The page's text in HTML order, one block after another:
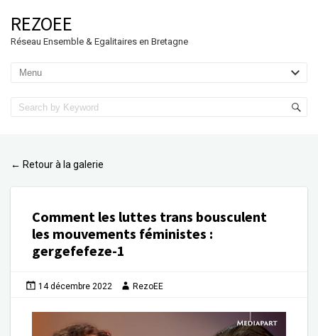
REZOEE
Réseau Ensemble & Egalitaires en Bretagne
← Retour à la galerie
Comment les luttes trans bousculent
les mouvements féministes :
gergefefeze-1
14 décembre 2022 RezoEE